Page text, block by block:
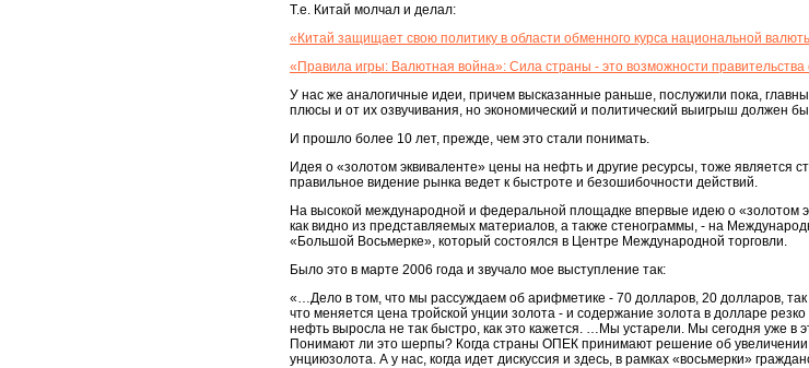
Т.е. Китай молчал и делал:
«Китай защищает свою политику в области обменного курса национальной
«Правила игры: Валютная война»: Сила страны - это возможности
У нас же аналогичные идеи, причем высказанные раньше, послужили пока,
плюсы и от их озвучивания, но экономический и политический выигрыш должен
И прошло более 10 лет, прежде, чем это стали понимать.
Идея о «золотом эквиваленте» цены на нефть и другие ресурсы, тоже является
правильное видение рынка ведет к быстроте и безошибочности действий.
На высокой международной и федеральной площадке впервые идею о «золотом
как видно из представляемых материалов, а также стенограммы, - на
«Большой Восьмерке», который состоялся в Центре Международной торговли.
Было это в марте 2006 года и звучало мое выступление так:
«…Дело в том, что мы рассуждаем об арифметике - 70 долларов, 20 долларов, так
что меняется цена тройской унции золота - и содержание золота в долларе
нефть выросла не так быстро, как это кажется. …Мы устарели. Мы сегодня уже в
Понимают ли это шерпы? Когда страны ОПЕК принимают решение об увеличении
унциюзолота. А у нас, когда идет дискуссия и здесь, в рамках «восьмерки»